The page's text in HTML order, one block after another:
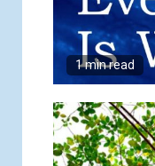
1 min read